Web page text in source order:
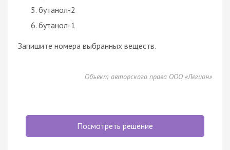
бутанол-2
бутанол-1
Запишите номера выбранных веществ.
Объект авторского права ООО «Легион»
Посмотреть решение